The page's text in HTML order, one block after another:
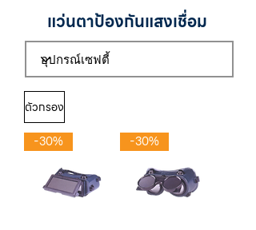
แว่นตาป้องกันแสงเชื่อม
ตัวกรอง
-30%
-30%